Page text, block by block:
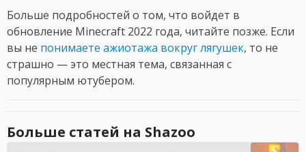
Больше подробностей о том, что войдет в
обновление Minecraft 2022 года, читайте позже. Если
вы не понимаете ажиотажа вокруг лягушек, то не
страшно — это местная тема, связанная с
популярным ютубером.
Больше статей на Shazoo